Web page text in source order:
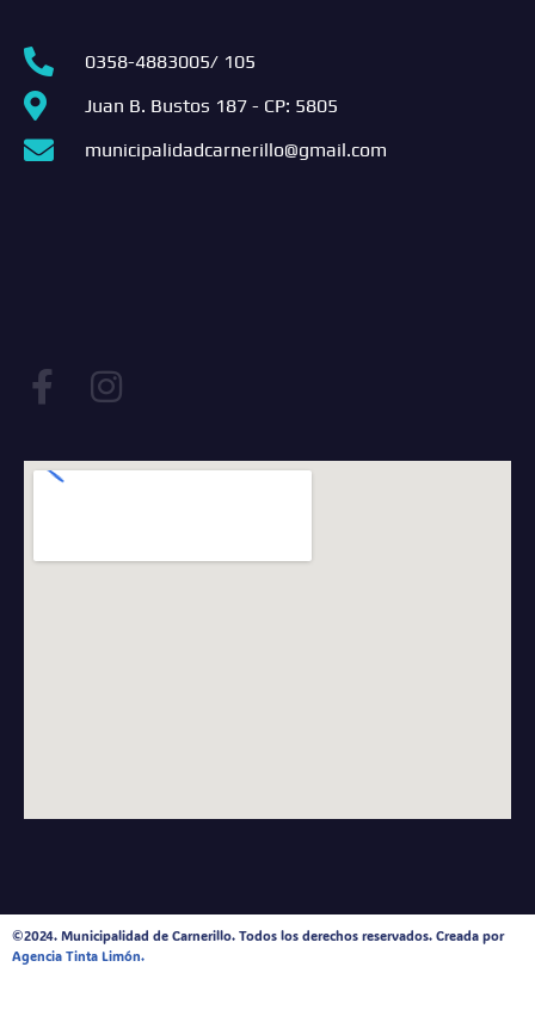
0358-4883005/ 105
Juan B. Bustos 187 - CP: 5805
municipalidadcarnerillo@gmail.com
©2024. Municipalidad de Carnerillo. Todos los derechos reservados. Creada por
Agencia Tinta Limón.